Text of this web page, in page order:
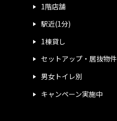
1階店舗
駅近(1分)
1棟貸し
セットアップ・居抜物件
男女トイレ別
キャンペーン実施中